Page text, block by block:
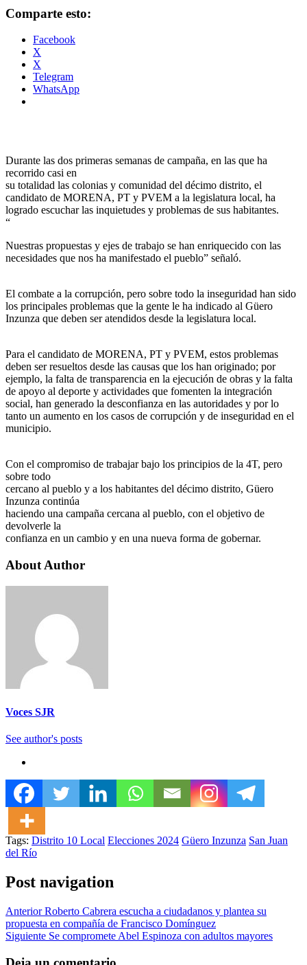
Comparte esto:
Facebook
X
X
Telegram
WhatsApp
Durante las dos primeras semanas de campaña, en las que ha
recorrido casi en
su totalidad las colonias y comunidad del décimo distrito, el
candidato de MORENA, PT y PVEM a la legislatura local, ha
logrado escuchar las inquietudes y problemas de sus habitantes.
“
Nuestras propuestas y ejes de trabajo se han enriquecido con las
necesidades que nos ha manifestado el pueblo” señaló.
El combate a la corrupción, pero sobre todo la inseguridad han sido
los principales problemas que la gente le ha indicado al Güero
Inzunza que deben ser atendidos desde la legislatura local.
Para el candidato de MORENA, PT y PVEM, estos problemas
deben ser resueltos desde las causas que los han originado; por
ejemplo, la falta de transparencia en la ejecución de obras y la falta
de apoyo al deporte y actividades que fomenten la integración
social, han generado la desconfianza en las autoridades y por lo
tanto un aumento en los casos de corrupción y de inseguridad en el
municipio.
Con el compromiso de trabajar bajo los principios de la 4T, pero
sobre todo
cercano al pueblo y a los habitantes del décimo distrito, Güero
Inzunza continúa
haciendo una campaña cercana al pueblo, con el objetivo de
devolverle la
confianza en un cambio y en una nueva forma de gobernar.
About Author
Voces SJR
See author's posts
Tags: Distrito 10 Local Elecciones 2024 Güero Inzunza San Juan
del Río
Post navigation
AnteriorRoberto Cabrera escucha a ciudadanos y plantea su
propuesta en compañía de Francisco Domínguez
Siguiente Se compromete Abel Espinoza con adultos mayores